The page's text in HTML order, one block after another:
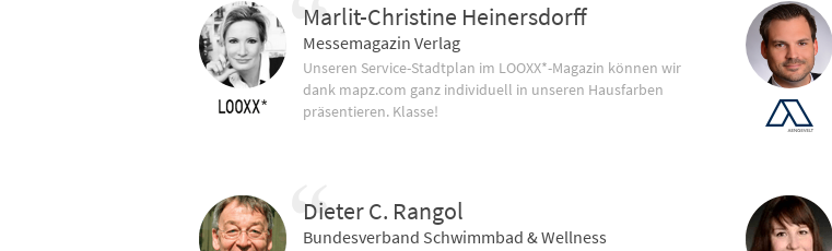
Marlit-Christine Heinersdorff
Messemagazin Verlag
Unseren Service-Stadtplan im LOOXX*-Magazin können wir
dank mapz.com ganz individuell in unseren Hausfarben
präsentieren. Klasse!
Dieter C. Rangol
Bundesverband Schwimmbad & Wellness